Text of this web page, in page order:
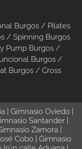
Burgos / Pilates
/ Spinning Burgos
Pump Burgos/
Burgos /
Burgos / Cross
| Gimnasio Oviedo|
Santander
Zamora|
Cobo| Gimnasio